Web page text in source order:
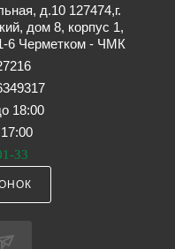
д.10 127474,г.
дом 8, корпус 1,
6 Черметком - ЧМК
18:00
33